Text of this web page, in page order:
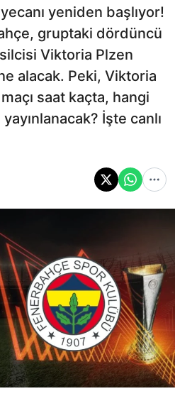
yeniden başlıyor!
gruptaki dördüncü
Viktoria Plzen
alacak. Peki, Viktoria
saat kaçta, hangi
İşte canlı